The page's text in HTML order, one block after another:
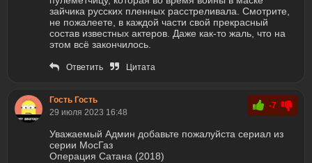
зайчика русских пленных расстреливала. Смотрите,
не пожалеете, в каждой части свой прекрасный
состав известных актеров. Даже как-то жаль, что на
этом всё закончилось.
Ответить Цитата
Гость Гость
29 июля 2023 16:48
-7
Уважаемый Админ добавьте пожалуйста сериал из
серии МосГаз
Операция Сатана (2018)